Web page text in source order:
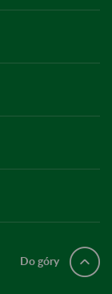
Do góry